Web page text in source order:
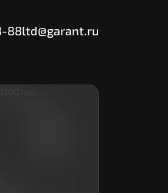
88ltd@garant.ru